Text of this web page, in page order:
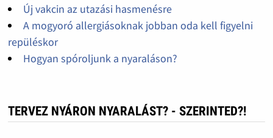
Új vakcin az utazási hasmenésre
A mogyoró allergiásoknak jobban oda kell figyelni
repüléskor
Hogyan spóroljunk a nyaraláson?
TERVEZ NYÁRON NYARALÁST? - SZERINTED?!